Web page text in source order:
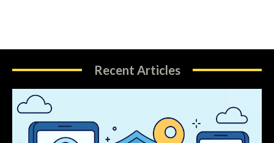
Recent Articles